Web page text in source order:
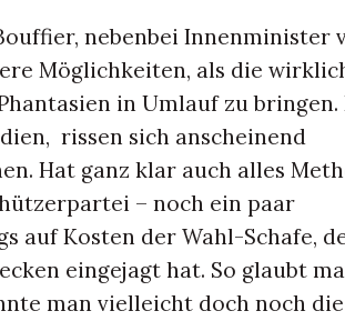
nebenbei Innenminister
Möglichkeiten, als die
in Umlauf zu bringen.
rissen sich anscheinend
Hat ganz klar auch alles
– noch ein paar
auf Kosten der Wahl-Schafe,
eingejagt hat. So glaubt
man vielleicht doch noch die